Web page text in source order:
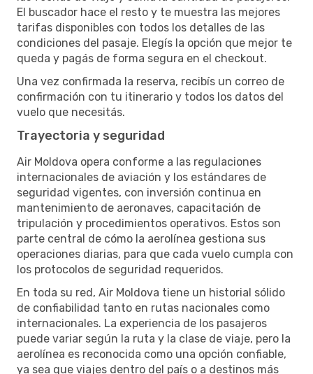
El buscador hace el resto y te muestra las mejores
tarifas disponibles con todos los detalles de las
condiciones del pasaje. Elegís la opción que mejor te
queda y pagás de forma segura en el checkout.
Una vez confirmada la reserva, recibís un correo de
confirmación con tu itinerario y todos los datos del
vuelo que necesitás.
Trayectoria y seguridad
Air Moldova opera conforme a las regulaciones
internacionales de aviación y los estándares de
seguridad vigentes, con inversión continua en
mantenimiento de aeronaves, capacitación de
tripulación y procedimientos operativos. Estos son
parte central de cómo la aerolínea gestiona sus
operaciones diarias, para que cada vuelo cumpla con
los protocolos de seguridad requeridos.
En toda su red, Air Moldova tiene un historial sólido
de confiabilidad tanto en rutas nacionales como
internacionales. La experiencia de los pasajeros
puede variar según la ruta y la clase de viaje, pero la
aerolínea es reconocida como una opción confiable,
ya sea que viajes dentro del país o a destinos más